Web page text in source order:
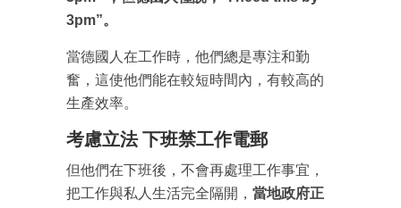
3pm”。
當德國人在工作時，他們總是專注和勤
奮，這使他們能在較短時間內，有較高的
生產效率。
考慮立法 下班禁工作電郵
但他們在下班後，不會再處理工作事宜，
把工作與私人生活完全隔開， 當地政府正